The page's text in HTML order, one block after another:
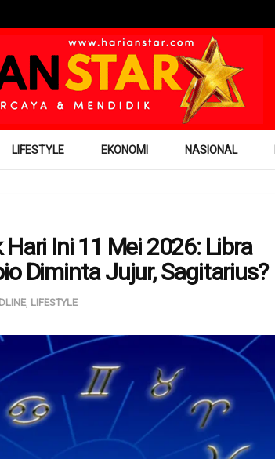
LIFESTYLE EKONOMI NASIONAL
Ini 11 Mei 2026: Libra
Diminta Jujur, Sagitarius?
, LIFESTYLE